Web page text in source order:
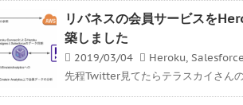
リバネスの会員サービスを
築しました
2019/03/04 Heroku, Salesforce
先程Twitter見てたらテラスカイさん